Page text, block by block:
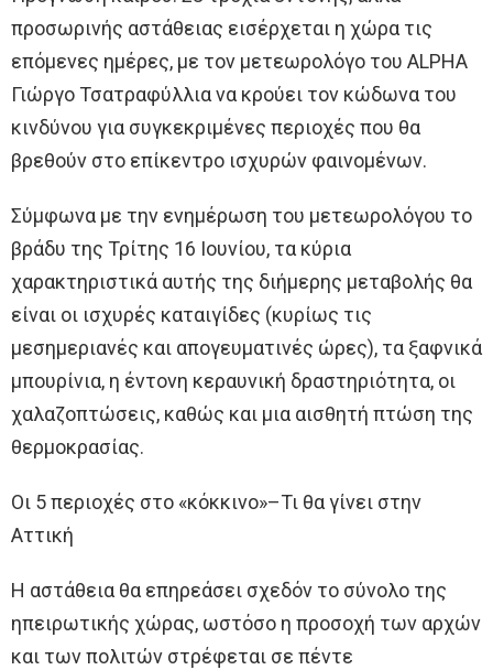
προσωρινής αστάθειας εισέρχεται η χώρα τις
επόμενες ημέρες, με τον μετεωρολόγο του ALPHA
Γιώργο Τσατραφύλλια να κρούει τον κώδωνα του
κινδύνου για συγκεκριμένες περιοχές που θα
βρεθούν στο επίκεντρο ισχυρών φαινομένων.
Σύμφωνα με την ενημέρωση του μετεωρολόγου το
βράδυ της Τρίτης 16 Ιουνίου, τα κύρια
χαρακτηριστικά αυτής της διήμερης μεταβολής θα
είναι οι ισχυρές καταιγίδες (κυρίως τις
μεσημεριανές και απογευματινές ώρες), τα ξαφνικά
μπουρίνια, η έντονη κεραυνική δραστηριότητα, οι
χαλαζοπτώσεις, καθώς και μια αισθητή πτώση της
θερμοκρασίας.
Οι 5 περιοχές στο «κόκκινο»–Τι θα γίνει στην
Αττική
Η αστάθεια θα επηρεάσει σχεδόν το σύνολο της
ηπειρωτικής χώρας, ωστόσο η προσοχή των αρχών
και των πολιτών στρέφεται σε πέντε